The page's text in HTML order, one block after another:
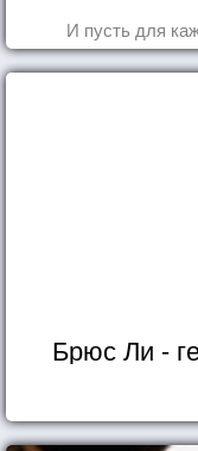
И пусть для
Брюс Ли -